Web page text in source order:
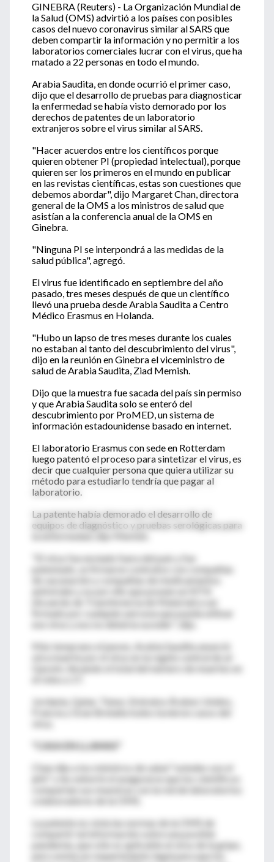
GINEBRA (Reuters) - La Organización Mundial de
la Salud (OMS) advirtió a los países con posibles
casos del nuevo coronavirus similar al SARS que
deben compartir la información y no permitir a los
laboratorios comerciales lucrar con el virus, que ha
matado a 22 personas en todo el mundo.
Arabia Saudita, en donde ocurrió el primer caso,
dijo que el desarrollo de pruebas para diagnosticar
la enfermedad se había visto demorado por los
derechos de patentes de un laboratorio
extranjeros sobre el virus similar al SARS.
"Hacer acuerdos entre los científicos porque
quieren obtener PI (propiedad intelectual), porque
quieren ser los primeros en el mundo en publicar
en las revistas científicas, estas son cuestiones que
debemos abordar", dijo Margaret Chan, directora
general de la OMS a los ministros de salud que
asistían a la conferencia anual de la OMS en
Ginebra.
"Ninguna PI se interpondrá a las medidas de la
salud pública", agregó.
El virus fue identificado en septiembre del año
pasado, tres meses después de que un científico
llevó una prueba desde Arabia Saudita a Centro
Médico Erasmus en Holanda.
"Hubo un lapso de tres meses durante los cuales
no estaban al tanto del descubrimiento del virus",
dijo en la reunión en Ginebra el viceministro de
salud de Arabia Saudita, Ziad Memish.
Dijo que la muestra fue sacada del país sin permiso
y que Arabia Saudita solo se enteró del
descubrimiento por ProMED, un sistema de
información estadounidense basado en internet.
El laboratorio Erasmus con sede en Rotterdam
luego patentó el proceso para sintetizar el virus, es
decir que cualquier persona que quiera utilizar su
método para estudiarlo tendría que pagar al
laboratorio.
La patente había demorado el desarrollo de
equipos de diagnóstico y pruebas serológicas para
"El virus fue enviado fuera del país y fue
patentado, se firmaron contratos con compañías
firmado por cualquier persona que pueda utilizar
Más temprano el jueves, Arabia Saudita anunció
Qassim, llevando el total del número de muertes en
Jordania, Qatar, Túnez, Emiratos Árabes Unidos,
"CASA EN LLAMAS"
Chan dijo a los ministros de salud "ustedes son el
jefe" y les exhortó el asegurarse que los científicos
compartan sus muestras con la red de laboratorios
La patente no viola las normas de la OMS de
pandemia, que sólo es aplicable al virus de la gripe,
pero existe un requerimiento legal para que los